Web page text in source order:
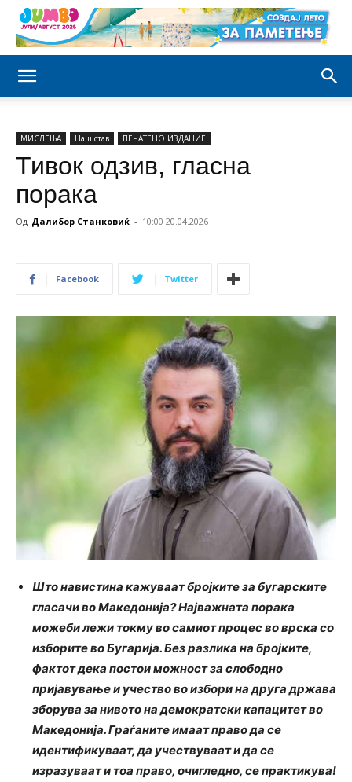
МИСЛЕЊА Наш став ПЕЧАТЕНО ИЗДАНИЕ
Тивок одзив, гласна
порака
Од Далибор Станковиќ - 10:00 20.04.2026
Facebook Twitter
Што навистина кажуваат бројките за бугарските
гласачи во Македонија? Најважната порака
можеби лежи токму во самиот процес во врска со
изборите во Бугарија. Без разлика на бројките,
фактот дека постои можност за слободно
пријавување и учество во избори на друга држава
зборува за нивото на демократски капацитет во
Македонија. Граѓаните имаат право да се
идентификуваат, да учествуваат и да се
изразуваат и тоа право, очигледно, се практикува!